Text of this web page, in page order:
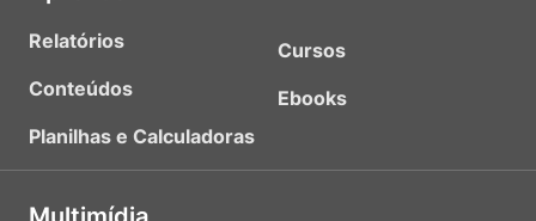
Relatórios
Conteúdos
Planilhas e Calculadoras
Cursos
Ebooks